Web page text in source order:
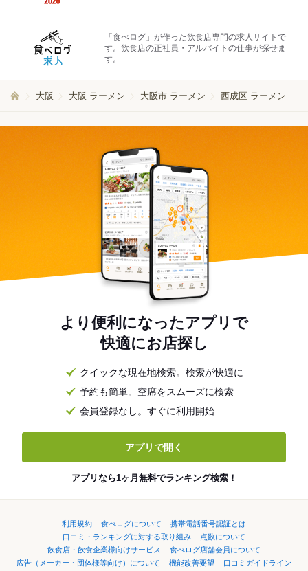
「食べログ」が作った飲食店専門の求人サイトで
す。飲食店の正社員・アルバイトの仕事が探せま
す。
大阪 大阪 ラーメン 大阪市 ラーメン 西成区 ラーメン
より便利になったアプリで
快適にお店探し
クイックな現在地検索。検索が快適に
予約も簡単。空席をスムーズに検索
会員登録なし。すぐに利用開始
アプリで開く
アプリなら1ヶ月無料でランキング検索！
利用規約 食べログについて
携帯電話番号認証とは
口コミ・ランキングに対する取り組み
点数について
飲食店・飲食企業様向けサービス
食べログ店舗会員について
広告（メーカー・団体様等向け）について
機能改善要望 口コミガイドライン